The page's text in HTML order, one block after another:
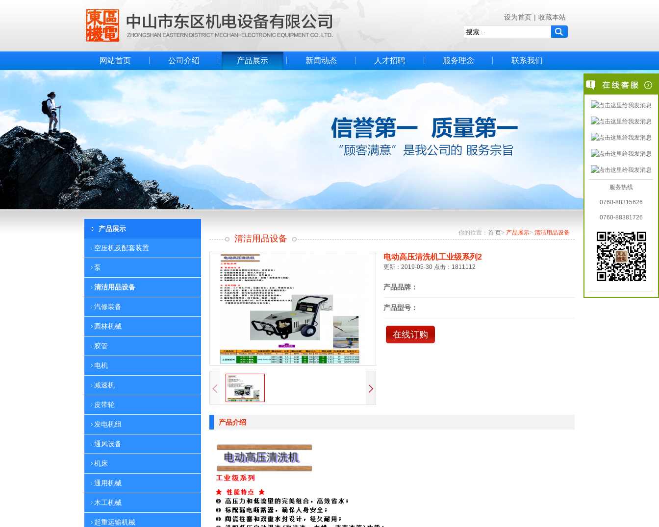
设为首页 | 收藏本站
网站首页 公司介绍 产品展示 新闻动态 人才招聘 服务理念 联系我们
产品展示
空压机及配套装置
泵
清洁用品设备
汽修装备
园林机械
胶管
电机
减速机
皮带轮
发电机组
通风设备
机床
通用机械
木工机械
起重运输机械
你的位置： 首 页> 产品展示> 清洁用品设备
清洁用品设备
电动高压清洗机工业级系列2
更新：2019-05-30 点击：1811112
产品品牌：
产品型号：
在线订购
产品介绍
服务热线
0760-88315626
0760-88381726